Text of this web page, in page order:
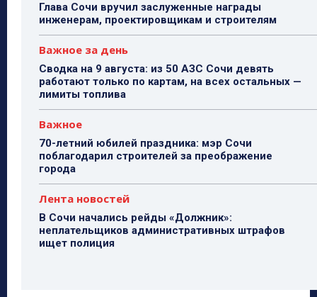
Глава Сочи вручил заслуженные награды
инженерам, проектировщикам и строителям
Важное за день
Сводка на 9 августа: из 50 АЗС Сочи девять
работают только по картам, на всех остальных —
лимиты топлива
Важное
70-летний юбилей праздника: мэр Сочи
поблагодарил строителей за преображение
города
Лента новостей
В Сочи начались рейды «Должник»:
неплательщиков административных штрафов
ищет полиция